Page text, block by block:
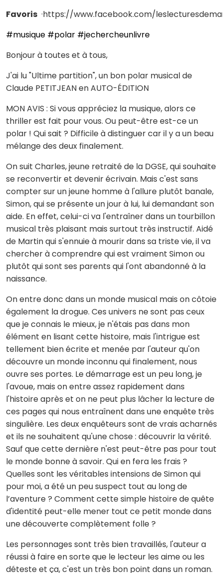
Favoris ·https://www.facebook.com/
#musique #polar #jechercheunlivre
Bonjour à toutes et à tous,
J'ai lu "Ultime partition", un bon polar musical de
Claude PETITJEAN en AUTO-ÉDITION
MON AVIS : Si vous appréciez la musique, alors ce
thriller est fait pour vous. Ou peut-être est-ce un
polar ! Qui sait ? Difficile à distinguer car il y a un beau
mélange des deux finalement.
On suit Charles, jeune retraité de la DGSE, qui souhaite
se reconvertir et devenir écrivain. Mais c'est sans
compter sur un jeune homme à l'allure plutôt banale,
Simon, qui se présente un jour à lui, lui demandant son
aide. En effet, celui-ci va l'entraîner dans un tourbillon
musical très plaisant mais surtout très instructif. Aidé
de Martin qui s'ennuie à mourir dans sa triste vie, il va
chercher à comprendre qui est vraiment Simon ou
plutôt qui sont ses parents qui l'ont abandonné à la
naissance.
On entre donc dans un monde musical mais on côtoie
également la drogue. Ces univers ne sont pas ceux
que je connais le mieux, je n'étais pas dans mon
élément en lisant cette histoire, mais l'intrigue est
tellement bien écrite et menée par l'auteur qu'on
découvre un monde inconnu qui finalement, nous
ouvre ses portes. Le démarrage est un peu long, je
l'avoue, mais on entre assez rapidement dans
l'histoire après et on ne peut plus lâcher la lecture de
ces pages qui nous entraînent dans une enquête très
singulière. Les deux enquêteurs sont de vrais acharnés
et ils ne souhaitent qu'une chose : découvrir la vérité.
Sauf que cette dernière n'est peut-être pas pour tout
le monde bonne à savoir. Qui en fera les frais ?
Quelles sont les véritables intensions de Simon qui
pour moi, a été un peu suspect tout au long de
l’aventure ? Comment cette simple histoire de quête
d'identité peut-elle mener tout ce petit monde dans
une découverte complètement folle ?
Les personnages sont très bien travaillés, l'auteur a
réussi à faire en sorte que le lecteur les aime ou les
déteste et ça, c'est un très bon point dans un roman.